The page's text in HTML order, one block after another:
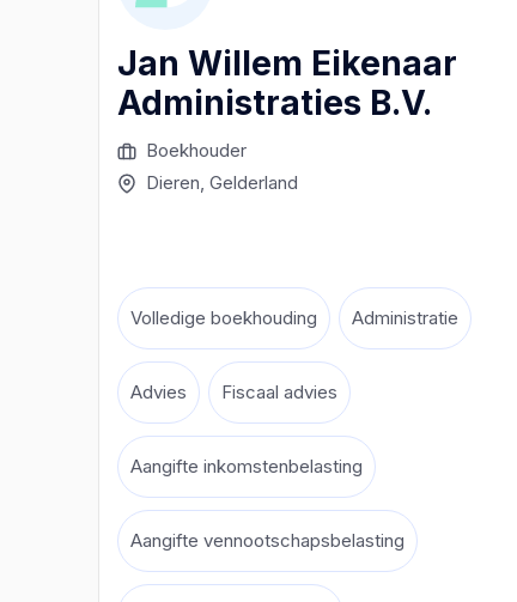
Jan Willem Eikenaar
Administraties B.V.
Boekhouder
Dieren, Gelderland
Volledige boekhouding Administratie
Advies Fiscaal advies
Aangifte inkomstenbelasting
Aangifte vennootschapsbelasting